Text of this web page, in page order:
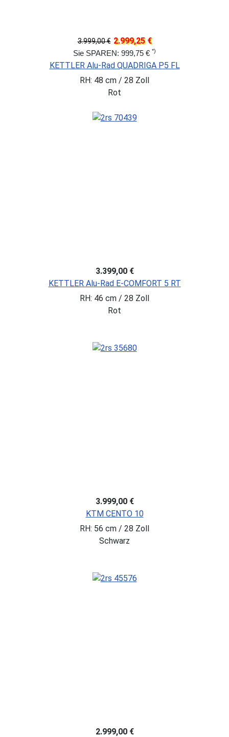
3.999,00 € 2.999,25 €
Sie SPAREN: 999,75 € *)
KETTLER Alu-Rad QUADRIGA P5 FL
RH: 48 cm / 28 Zoll
Rot
3.399,00 €
KETTLER Alu-Rad E-COMFORT 5 RT
RH: 46 cm / 28 Zoll
Rot
3.999,00 €
KTM CENTO 10
RH: 56 cm / 28 Zoll
Schwarz
2.999,00 €